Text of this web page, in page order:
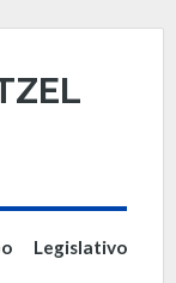
Legislativo